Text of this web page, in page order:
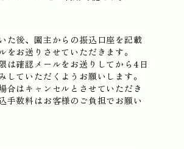
た後、園主からの振込口座を記載
をお送りさせていただきます。
は確認メールをお送りしてから4日
していただくようお願いします。
合はキャンセルとさせていただき
手数料はお客様のご負担でお願い